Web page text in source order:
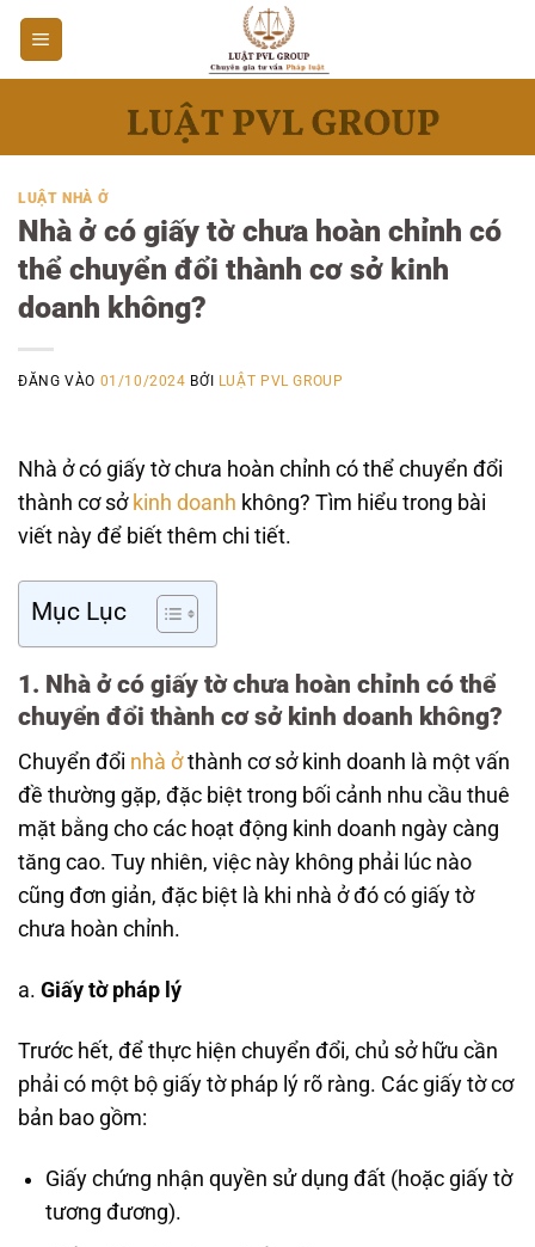
Bỏ
qua
nội
LUẬT NHÀ Ở
Nhà ở có giấy tờ chưa hoàn chỉnh có
thể chuyển đổi thành cơ sở kinh
doanh không?
ĐĂNG VÀO 01/10/2024 BỞI LUẬT PVL GROUP
Nhà ở có giấy tờ chưa hoàn chỉnh có thể chuyển đổi
thành cơ sởkinh doanh không? Tìm hiểu trong bài
viết này để biết thêm chi tiết.
Mục Lục
1. Nhà ở có giấy tờ chưa hoàn chỉnh có thể
chuyển đổi thành cơ sở kinh doanh không?
Chuyển đổi nhà ởthành cơ sở kinh doanh là một vấn
đề thường gặp, đặc biệt trong bối cảnh nhu cầu thuê
mặt bằng cho các hoạt động kinh doanh ngày càng
tăng cao. Tuy nhiên, việc này không phải lúc nào
cũng đơn giản, đặc biệt là khi nhà ở đó có giấy tờ
chưa hoàn chỉnh.
a. Giấy tờ pháp lý
Trước hết, để thực hiện chuyển đổi, chủ sở hữu cần
phải có một bộ giấy tờ pháp lý rõ ràng. Các giấy tờ cơ
bản bao gồm:
Giấy chứng nhận quyền sử dụng đất (hoặc giấy tờ
tương đương).